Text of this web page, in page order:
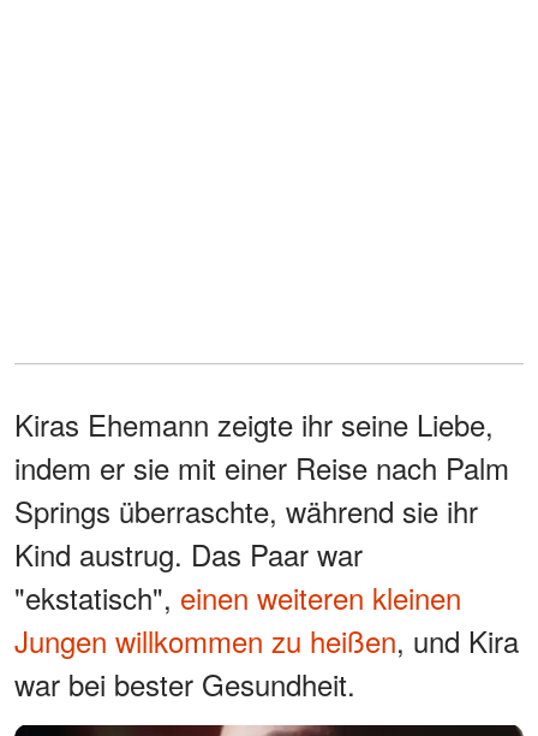
Kiras Ehemann zeigte ihr seine Liebe,
indem er sie mit einer Reise nach Palm
Springs überraschte, während sie ihr
Kind austrug. Das Paar war
"ekstatisch", einen weiteren kleinen
Jungen willkommen zu heißen, und Kira
war bei bester Gesundheit.